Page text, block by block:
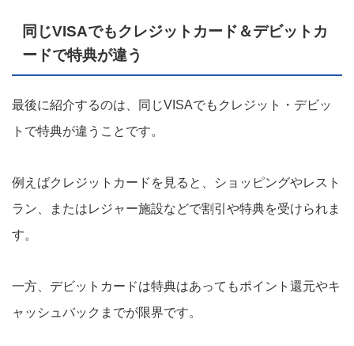
同じVISAでもクレジットカード＆デビットカ
ードで特典が違う
最後に紹介するのは、同じVISAでもクレジット・デビッ
トで特典が違うことです。
例えばクレジットカードを見ると、ショッピングやレスト
ラン、またはレジャー施設などで割引や特典を受けられま
す。
一方、デビットカードは特典はあってもポイント還元やキ
ャッシュバックまでが限界です。